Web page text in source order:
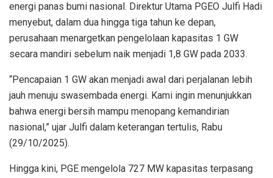
energi panas bumi nasional. Direktur Utama PGEO Julfi Hadi
menyebut, dalam dua hingga tiga tahun ke depan,
perusahaan menargetkan pengelolaan kapasitas 1 GW
secara mandiri sebelum naik menjadi 1,8 GW pada 2033.
“Pencapaian 1 GW akan menjadi awal dari perjalanan lebih
jauh menuju swasembada energi. Kami ingin menunjukkan
bahwa energi bersih mampu menopang kemandirian
nasional,” ujar Julfi dalam keterangan tertulis, Rabu
(29/10/2025).
Hingga kini, PGE mengelola 727 MW kapasitas terpasang